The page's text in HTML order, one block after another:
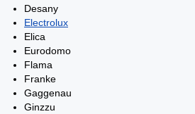
Desany
Electrolux
Elica
Eurodomo
Flama
Franke
Gaggenau
Ginzzu